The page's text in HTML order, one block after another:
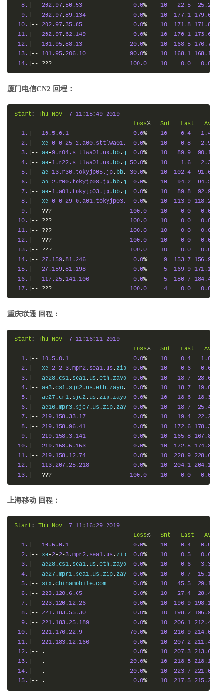
8.
|-- 202.97 . 50.53 0.0% 10 22.5
25.2
9.
|-- 202.97 .89.134 0.0% 10 177.1 179.6
10.
|-- 202.97 . 35.85 0.0% 10 171.8 171.8
11.
|-- 202.97 . 62.149 0.0% 10 170.1 173.6
12.
|-- 101.95 .88.13 20.0% 10 168.5 176.7
13.
|-- 101.95 .206.10 90.0% 10 168.1 168.1
14.
|-- ??? 100.0 10 0.0 0.0
厦门电信CN2 回程：
Start : Thu Nov 7 11 : 15 :49 2019
Loss% Snt Last
Avg
1.
|-- 10.5 .0.1 0.0% 10 0.4
1.4
2.
|-- xe-0-0-25-2.a00.sttlwa01. 0.0% 10 0.8
2.9
3.
|-- ae-9.r04.sttlwa01.us . bb .g 0.0% 10 89.9
90.1
4.
|-- ae-1.r22.sttlwa01.us . bb .g 50.0% 10 1.6
2.3
5.
|-- ae-13.r30.tokyjp05.jp . bb . 30.0% 10 102.4
91.6
6.
|-- ae-2.r00.tokyjp08.jp . bb .g 0.0% 10 94.2
94.2
7.
|-- ae-1.a01.tokyjp03.jp . bb .g 0.0% 10 89.8
92.9
8.
|-- xe-0-0-29-0.a01.tokyjp03. 0.0% 10 113.9 118.2
9.
|-- ??? 100.0 10 0.0
0.0
10.
|-- ??? 100.0 10 0.0
0.0
11.
|-- ??? 100.0 10 0.0
0.0
12.
|-- ??? 100.0 10 0.0
0.0
13.
|-- ??? 100.0 10 0.0
0.0
14.
|-- 27.159 .81.246 0.0% 9 153.7 156.9
15.
|-- 27.159 .81.198 0.0% 5 169.9 171.1
16.
|-- 117.25 . 141.106 0.0% 5 180.7 184.4
17.
|-- ??? 100.0 4 0.0 0.0
重庆联通 回程：
Start : Thu Nov 7 11 : 16 : 11 2019
Loss% Snt Last
Avg
1.
|-- 10.5 .0.1 0.0% 10 0.4
1.0
2.
|-- xe-2-2-3.mpr2.sea1.us .zip 0.0% 10 0.6
0.6
3.
|-- ae28 .cs1 . sea1 . us .eth .zayo 0.0% 10 18.7
28.6
4.
|-- ae3 .cs1 . sjc2 . us .eth .zayo . 0.0% 10 18.7
19.0
5.
|-- ae27 .cr1 . sjc2 . us .zip .zayo 0.0% 10 18.6
18.3
6.
|-- ae16 .mpr3 . sjc7 . us .zip .zay 0.0% 10 18.7
25.4
7.
|-- 219.158 . 33.17 0.0% 10 19.4
22.2
8.
|-- 219.158 .96.41 0.0% 10 172.6 178.3
9.
|-- 219.158 . 3.141 0.0% 10 165.8 167.8
10.
|-- 219.158 . 5.153 0.0% 10 172.5 174.3
11.
|-- 219.158 . 12.74 0.0% 10 228.9 228.6
12.
|-- 113.207 .25.218 0.0% 10 204.1 204.1
13.
|-- ??? 100.0 10 0.0 0.0
上海移动 回程：
Start : Thu Nov 7 11 : 16 :29 2019
Loss% Snt Last
Avg
1.
|-- 10.5 .0.1 0.0% 10 0.4
0.9
2.
|-- xe-2-2-3.mpr2.sea1.us .zip 0.0% 10 0.5
0.6
3.
|-- ae28 .cs1 . sea1 . us .eth .zayo 0.0% 10 0.6
3.3
4.
|-- ae27 .mpr1 . sea1 . us .zip .zay 0.0% 10 0.7
15.1
5.
|-- six .chinamobile .com 0.0% 10 45.5
29.1
6.
|-- 223.120 . 6.65 0.0% 10 27.4
28.4
7.
|-- 223.120 . 12.26 0.0% 10 196.9 198.1
8.
|-- 221.183 . 55.30 0.0% 10 198.2 196.9
9.
|-- 221.183 .25.189 0.0% 10 206.1 212.4
10.
|-- 221.176 .22.9 70.0% 10 216.9 214.0
11.
|-- 221.183 . 12.166 0.0% 10 207.2 211.4
12.
|-- . 0.0% 10 207.3 213.6
13.
|-- . 20.0% 10 218.5 218.1
14.
|-- . 20.0% 10 223.7 221.0
15.
|-- . 0.0% 10 217.5 215.2